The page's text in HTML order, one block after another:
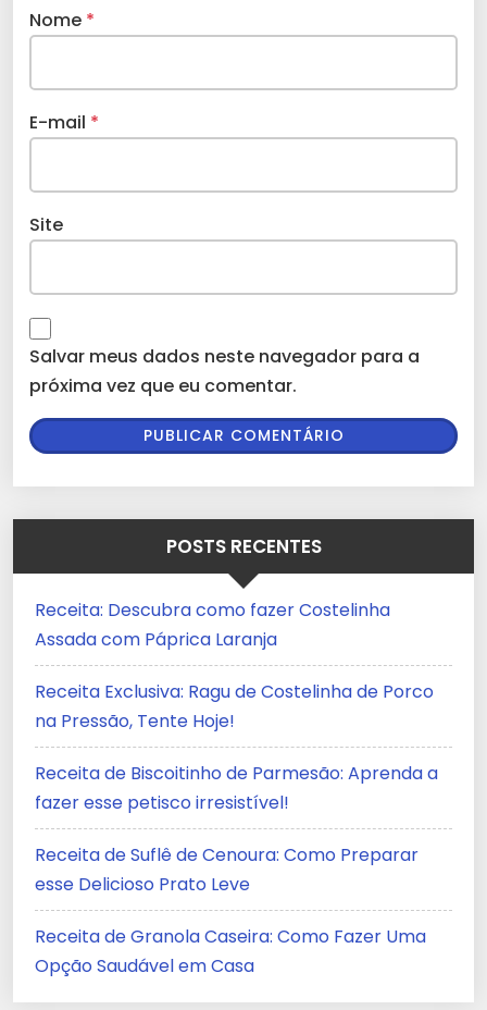
Nome *
E-mail *
Site
Salvar meus dados neste navegador para a
próxima vez que eu comentar.
POSTS RECENTES
Receita: Descubra como fazer Costelinha
Assada com Páprica Laranja
Receita Exclusiva: Ragu de Costelinha de Porco
na Pressão, Tente Hoje!
Receita de Biscoitinho de Parmesão: Aprenda a
fazer esse petisco irresistível!
Receita de Suflê de Cenoura: Como Preparar
esse Delicioso Prato Leve
Receita de Granola Caseira: Como Fazer Uma
Opção Saudável em Casa